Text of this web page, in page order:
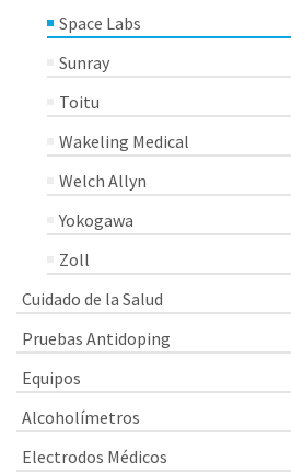
Space Labs
Sunray
Toitu
Wakeling Medical
Welch Allyn
Yokogawa
Zoll
Cuidado de la Salud
Pruebas Antidoping
Equipos
Alcoholímetros
Electrodos Médicos